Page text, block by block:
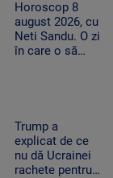
toamnă!”
Horoscop 8
august 2026, cu
Neti Sandu. O zi
în care o să
Trump a
explicat de ce
nu dă Ucrainei
rachete pentru